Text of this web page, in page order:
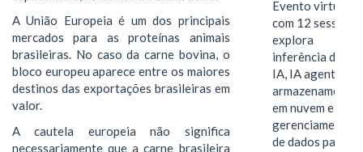
A União Europeia é um dos principais
mercados para as proteínas animais
brasileiras. No caso da carne bovina, o
bloco europeu aparece entre os maiores
destinos das exportações brasileiras em
valor.
A cautela europeia não significa
necessariamente que a carne brasileira
Evento virtual
com 12 sessões
explora
inferência de
IA, IA agentiva,
armazenamento
em nuvem e
gerenciamento
de dados para